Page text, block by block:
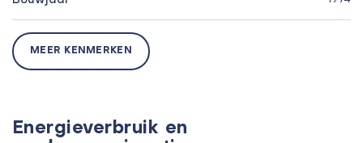
MEER KENMERKEN
Energieverbruik en